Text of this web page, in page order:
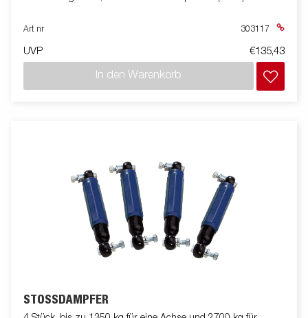
Art nr 303117
UVP €135,43
In den Warenkorb
STOSSDÄMPFER